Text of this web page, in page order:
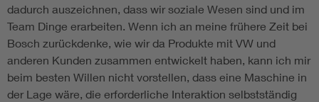
dadurch auszeichnen, dass wir soziale Wesen sind und im
Team Dinge erarbeiten. Wenn ich an meine frühere Zeit bei
Bosch zurückdenke, wie wir da Produkte mit VW und
anderen Kunden zusammen entwickelt haben, kann ich mir
beim besten Willen nicht vorstellen, dass eine Maschine in
der Lage wäre, die erforderliche Interaktion selbstständig